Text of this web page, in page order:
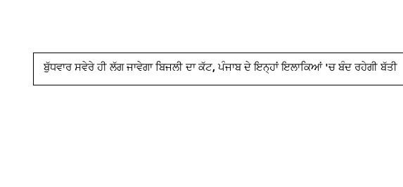
ਬੁੱਧਵਾਰ ਸਵੇਰੇ ਹੀ ਲੱਗ ਜਾਵੇਗਾ ਬਿਜਲੀ ਦਾ ਕੱਟ, ਪੰਜਾਬ ਦੇ ਇਨ੍ਹਾਂ ਇਲਾਕਿਆਂ 'ਚ ਬੰਦ ਰਹੇਗੀ ਬੱਤੀ